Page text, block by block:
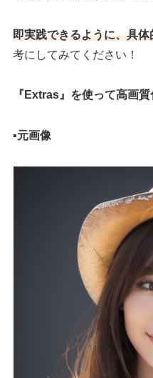
即実践できるように、具
考にしてみてください！
『Extras』を使って高画
▪️元画像